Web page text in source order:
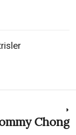
Chong